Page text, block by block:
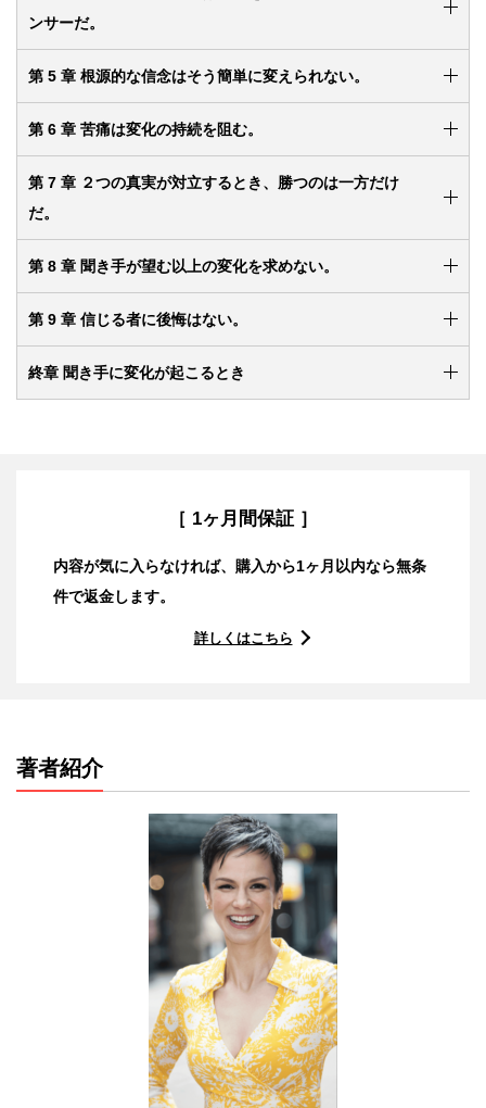
ンサーだ。
第 5 章 根源的な信念はそう簡単に変えられない。
第 6 章 苦痛は変化の持続を阻む。
第 7 章 ２つの真実が対立するとき、勝つのは一方だけ
だ。
第 8 章 聞き手が望む以上の変化を求めない。
第 9 章 信じる者に後悔はない。
終章 聞き手に変化が起こるとき
［ 1ヶ月間保証 ］
内容が気に入らなければ、購入から1ヶ月以内なら無条
件で返金します。
詳しくはこちら
著者紹介